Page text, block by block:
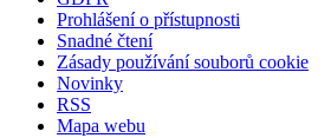
Prohlášení o přístupnosti
Snadné čtení
Zásady používání souborů cookie
Novinky
RSS
Mapa webu